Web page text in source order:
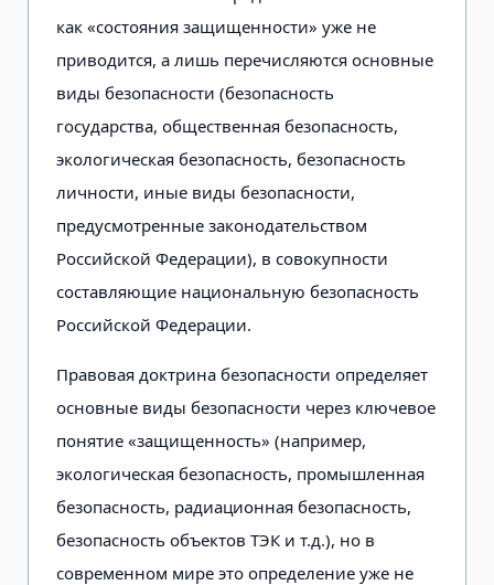
как «состояния защищенности» уже не
приводится, а лишь перечисляются основные
виды безопасности (безопасность
государства, общественная безопасность,
экологическая безопасность, безопасность
личности, иные виды безопасности,
предусмотренные законодательством
Российской Федерации), в совокупности
составляющие национальную безопасность
Российской Федерации.
Правовая доктрина безопасности определяет
основные виды безопасности через ключевое
понятие «защищенность» (например,
экологическая безопасность, промышленная
безопасность, радиационная безопасность,
безопасность объектов ТЭК и т.д.), но в
современном мире это определение уже не